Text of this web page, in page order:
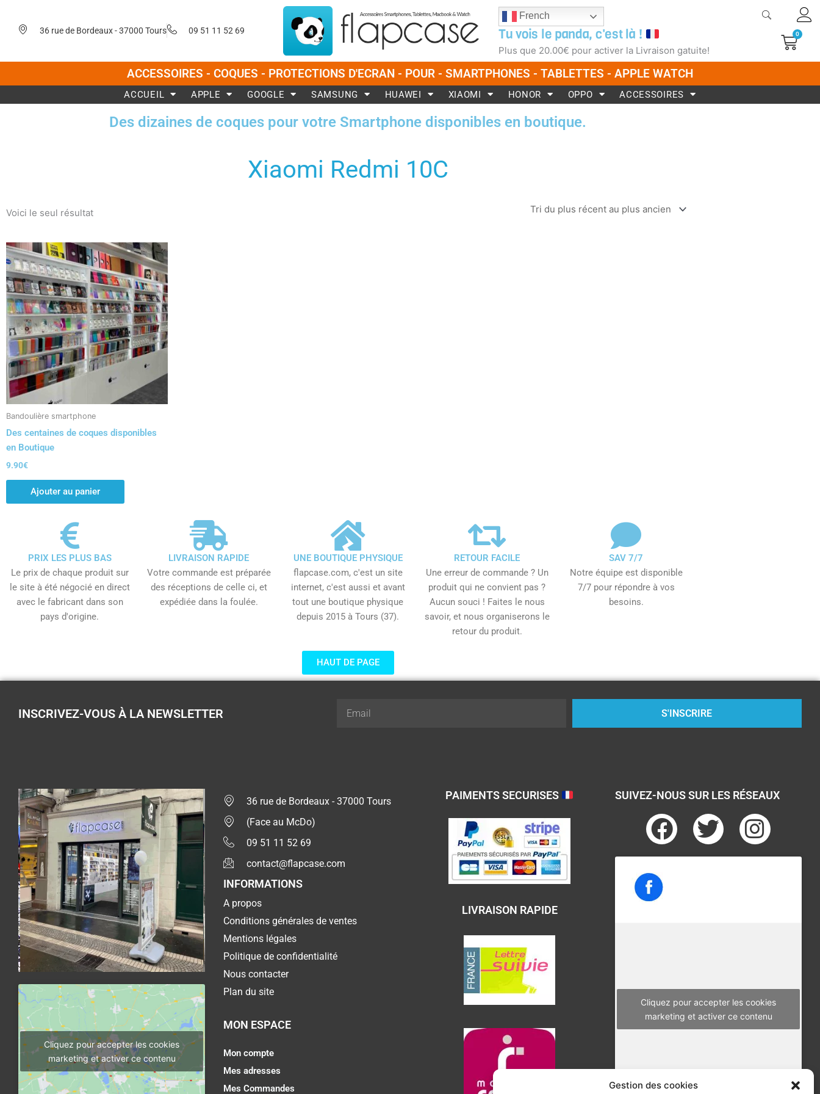
Gestion des cookies
contenu
36 rue de Bordeaux - 37000 Tours 09 51 11 52 69
French
Tu vois le panda, c'est là !
Plus que 20.00€ pour activer la Livraison gatuite!
0
ACCESSOIRES - COQUES - PROTECTIONS D'ECRAN - POUR - SMARTPHONES - TABLETTES - APPLE WATCH
ACCUEIL APPLE GOOGLE SAMSUNG HUAWEI XIAOMI HONOR OPPO ACCESSOIRES
Des dizaines de coques pour votre Smartphone disponibles en boutique.
Xiaomi Redmi 10C
Voici le seul résultat
Bandoulière smartphone
Des centaines de coques disponibles
en Boutique
9.90€
Ajouter au panier
PRIX LES PLUS BAS
Le prix de chaque produit sur
le site à été négocié en direct
avec le fabricant dans son
pays d'origine.
LIVRAISON RAPIDE
Votre commande est préparée
des réceptions de celle ci, et
expédiée dans la foulée.
UNE BOUTIQUE PHYSIQUE
flapcase.com, c'est un site
internet, c'est aussi et avant
tout une boutique physique
depuis 2015 à Tours (37).
RETOUR FACILE
Une erreur de commande ? Un
produit qui ne convient pas ?
Aucun souci ! Faites le nous
savoir, et nous organiserons le
retour du produit.
SAV 7/7
Notre équipe est disponible
7/7 pour répondre à vos
besoins.
HAUT DE PAGE
INSCRIVEZ-VOUS À LA NEWSLETTER S'INSCRIRE
Cliquez pour accepter les cookies
marketing et activer ce contenu
36 rue de Bordeaux - 37000 Tours
(Face au McDo)
09 51 11 52 69
contact@flapcase.com
INFORMATIONS
A propos
Conditions générales de ventes
Mentions légales
Politique de confidentialité
Nous contacter
Plan du site
MON ESPACE
Mon compte
Mes adresses
Mes Commandes
PAIMENTS SECURISES
LIVRAISON RAPIDE
SUIVEZ-NOUS SUR LES RÉSEAUX
F
a
e
T
w
I
n
m
Cliquez pour accepter les cookies
marketing et activer ce contenu